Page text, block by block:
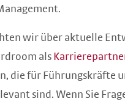
wir über aktuelle
als
die für Führungskräfte
sind. Wenn Sie